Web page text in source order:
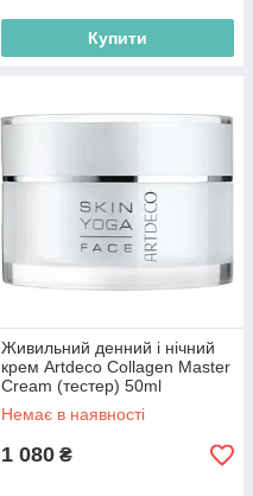
Купити
Живильний денний і нічний
крем Artdeco Collagen Master
Cream (тестер) 50ml
(4052136235067)
Немає в наявності
1 080 ₴